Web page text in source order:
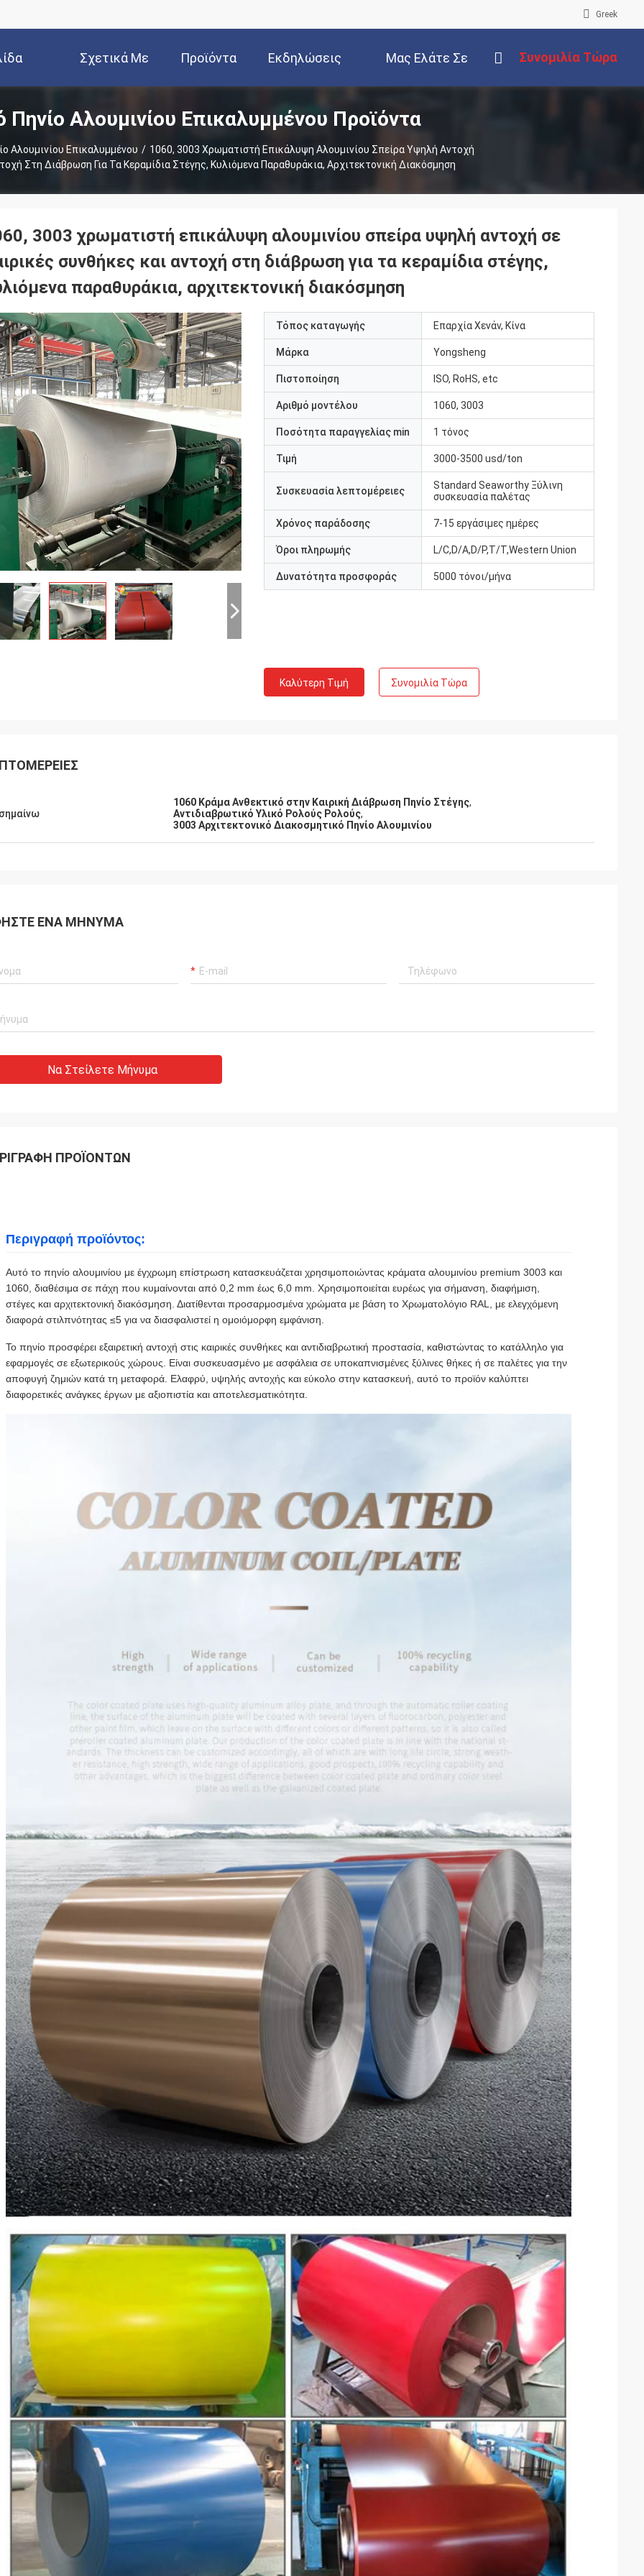
Greek
Σχετικά Με
Εμάς
Προϊόντα Εκδηλώσεις Μας Ελάτε Σε
Επαφή Με
Συνομιλία Τώρα
Αλουμινίου Επικαλυμμένου Προϊόντα
Αλουμινίου Επικαλυμμένου / 1060, 3003 Χρωματιστή Επικάλυψη Αλουμινίου Σπείρα Υψηλή Αντοχή
Στη Διάβρωση Για Τα Κεραμίδια Στέγης, Κυλιόμενα Παραθυράκια, Αρχιτεκτονική Διακόσμηση
3003 χρωματιστή επικάλυψη αλουμινίου σπείρα υψηλή αντοχή σε
συνθήκες και αντοχή στη διάβρωση για τα κεραμίδια στέγης,
παραθυράκια, αρχιτεκτονική διακόσμηση
Τόπος καταγωγής Επαρχία Χενάν, Κίνα
Μάρκα Yongsheng
Πιστοποίηση ISO, RoHS, etc
Αριθμό μοντέλου 1060, 3003
Ποσότητα παραγγελίας min 1 τόνος
Τιμή 3000-3500 usd/ton
Συσκευασία λεπτομέρειες
Standard Seaworthy Ξύλινη
συσκευασία παλέτας
Χρόνος παράδοσης 7-15 εργάσιμες ημέρες
Όροι πληρωμής L/C,D/A,D/P,T/T,Western Union
Δυνατότητα προσφοράς 5000 τόνοι/μήνα
Καλύτερη Τιμή Συνομιλία Τώρα
1060 Κράμα Ανθεκτικό στην Καιρική Διάβρωση Πηνίο Στέγης,
Αντιδιαβρωτικό Υλικό Ρολούς Ρολούς,
3003 Αρχιτεκτονικό Διακοσμητικό Πηνίο Αλουμινίου
ΈΝΑ ΜΉΝΥΜΑ
Να Στείλετε Μήνυμα
ΠΡΟΪΌΝΤΩΝ
Περιγραφή προϊόντος:
Αυτό το πηνίο αλουμινίου με έγχρωμη επίστρωση κατασκευάζεται χρησιμοποιώντας κράματα αλουμινίου premium 3003 και
1060, διαθέσιμα σε πάχη που κυμαίνονται από 0,2 mm έως 6,0 mm. Χρησιμοποιείται ευρέως για σήμανση, διαφήμιση,
στέγες και αρχιτεκτονική διακόσμηση. Διατίθενται προσαρμοσμένα χρώματα με βάση το Χρωματολόγιο RAL, με ελεγχόμενη
διαφορά στιλπνότητας ≤5 για να διασφαλιστεί η ομοιόμορφη εμφάνιση.
Το πηνίο προσφέρει εξαιρετική αντοχή στις καιρικές συνθήκες και αντιδιαβρωτική προστασία, καθιστώντας το κατάλληλο για
εφαρμογές σε εξωτερικούς χώρους. Είναι συσκευασμένο με ασφάλεια σε υποκαπνισμένες ξύλινες θήκες ή σε παλέτες για την
αποφυγή ζημιών κατά τη μεταφορά. Ελαφρύ, υψηλής αντοχής και εύκολο στην κατασκευή, αυτό το προϊόν καλύπτει
διαφορετικές ανάγκες έργων με αξιοπιστία και αποτελεσματικότητα.